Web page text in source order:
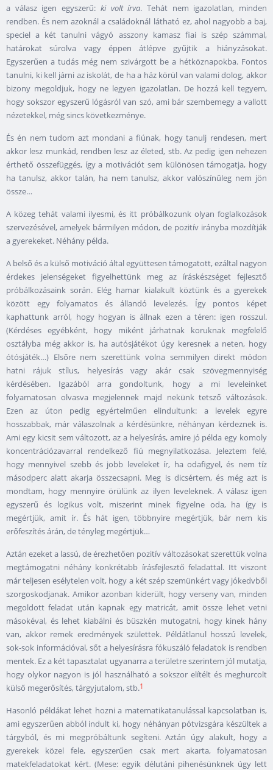
a válasz igen egyszerű: ki volt írva. Tehát nem igazolatlan, minden
rendben. És nem azoknál a családoknál látható ez, ahol nagyobb a baj,
speciel a két tanulni vágyó asszony kamasz fiai is szép számmal,
határokat súrolva vagy éppen átlépve gyűjtik a hiányzásokat.
Egyszerűen a tudás még nem szivárgott be a hétköznapokba. Fontos
tanulni, ki kell járni az iskolát, de ha a ház körül van valami dolog, akkor
bizony megoldjuk, hogy ne legyen igazolatlan. De hozzá kell tegyem,
hogy sokszor egyszerű lógásról van szó, ami bár szembemegy a vallott
nézetekkel, még sincs következménye.
És én nem tudom azt mondani a fiúnak, hogy tanulj rendesen, mert
akkor lesz munkád, rendben lesz az életed, stb. Az pedig igen nehezen
érthető összefüggés, így a motivációt sem különösen támogatja, hogy
ha tanulsz, akkor talán, ha nem tanulsz, akkor valószínűleg nem jön
össze…
A közeg tehát valami ilyesmi, és itt próbálkozunk olyan foglalkozások
szervezésével, amelyek bármilyen módon, de pozitív irányba mozdítják
a gyerekeket. Néhány példa.
A belső és a külső motiváció által együttesen támogatott, ezáltal nagyon
érdekes jelenségeket figyelhettünk meg az íráskészséget fejlesztő
próbálkozásaink során. Elég hamar kialakult köztünk és a gyerekek
között egy folyamatos és állandó levelezés. Így pontos képet
kaphattunk arról, hogy hogyan is állnak ezen a téren: igen rosszul.
(Kérdéses egyébként, hogy miként járhatnak koruknak megfelelő
osztályba még akkor is, ha autósjátékot úgy keresnek a neten, hogy
ótósjáték…) Elsőre nem szerettünk volna semmilyen direkt módon
hatni rájuk stílus, helyesírás vagy akár csak szövegmennyiség
kérdésében. Igazából arra gondoltunk, hogy a mi leveleinket
folyamatosan olvasva megjelennek majd nekünk tetsző változások.
Ezen az úton pedig egyértelműen elindultunk: a levelek egyre
hosszabbak, már válaszolnak a kérdésünkre, néhányan kérdeznek is.
Ami egy kicsit sem változott, az a helyesírás, amire jó példa egy komoly
koncentrációzavarral rendelkező fiú megnyilatkozása. Jeleztem felé,
hogy mennyivel szebb és jobb leveleket ír, ha odafigyel, és nem tíz
másodperc alatt akarja összecsapni. Meg is dicsértem, és még azt is
mondtam, hogy mennyire örülünk az ilyen leveleknek. A válasz igen
egyszerű és logikus volt, miszerint minek figyelne oda, ha így is
megértjük, amit ír. És hát igen, többnyire megértjük, bár nem kis
erőfeszítés árán, de tényleg megértjük…
Aztán ezeket a lassú, de érezhetően pozitív változásokat szerettük volna
megtámogatni néhány konkrétabb írásfejlesztő feladattal. Itt viszont
már teljesen esélytelen volt, hogy a két szép szemünkért vagy jókedvből
szorgoskodjanak. Amikor azonban kiderült, hogy verseny van, minden
megoldott feladat után kapnak egy matricát, amit össze lehet vetni
másokéval, és lehet kiabálni és büszkén mutogatni, hogy kinek hány
van, akkor remek eredmények születtek. Példátlanul hosszú levelek,
sok-sok információval, sőt a helyesírásra fókuszáló feladatok is rendben
mentek. Ez a két tapasztalat ugyanarra a területre szerintem jól mutatja,
hogy olykor nagyon is jól használható a sokszor elítélt és meghurcolt
külső megerősítés, tárgyjutalom, stb.1
Hasonló példákat lehet hozni a matematikatanulással kapcsolatban is,
ami egyszerűen abból indult ki, hogy néhányan pótvizsgára készültek a
tárgyból, és mi megpróbáltunk segíteni. Aztán úgy alakult, hogy a
gyerekek közel fele, egyszerűen csak mert akarta, folyamatosan
matekfeladatokat kért. (Mese: egyik délutáni pihenésünknek úgy lett